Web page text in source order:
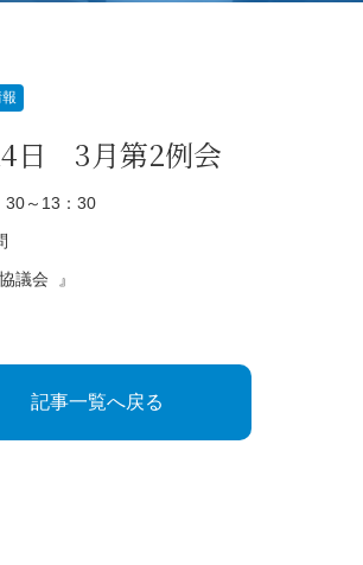
日 3月第2例会
30～13：30
議会 』
記事一覧へ戻る